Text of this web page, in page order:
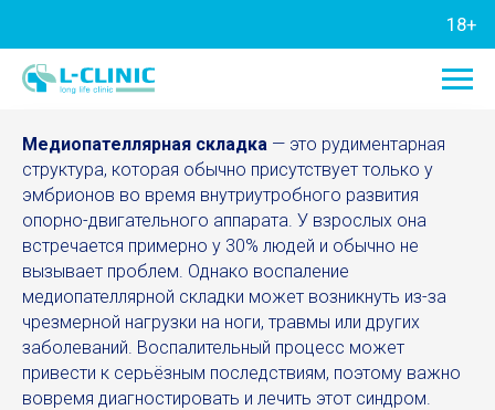
Медиопателлярная складка — это рудиментарная
структура, которая обычно присутствует только у
эмбрионов во время внутриутробного развития
опорно-двигательного аппарата. У взрослых она
встречается примерно у 30% людей и обычно не
вызывает проблем. Однако воспаление
медиопателлярной складки может возникнуть из-за
чрезмерной нагрузки на ноги, травмы или других
заболеваний. Воспалительный процесс может
привести к серьёзным последствиям, поэтому важно
вовремя диагностировать и лечить этот синдром.